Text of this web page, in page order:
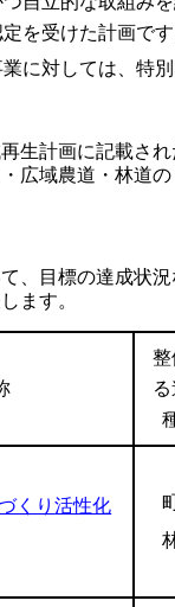
を受けた計画です
に対しては、特
生計画に記載さ
広域農道・林道
、目標の達成状
ます。
整
くり活性化